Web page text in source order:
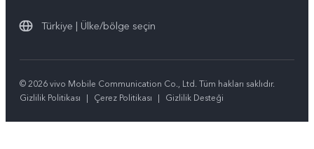
Türkiye | Ülke/bölge seçin
© 2026 vivo Mobile Communication Co., Ltd. Tüm hakları saklıdır.
Gizlilik Politikası
| Çerez Politikası | Gizlilik Desteği